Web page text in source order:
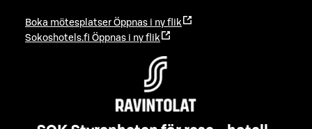
Boka mötesplatser Öppnas i ny flik
Sokoshotels.fi Öppnas i ny flik